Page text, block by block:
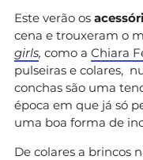
Este verão os
cena e trouxeram o
girls, como a Chiara
pulseiras e colares,
conchas são uma
época em que já só
uma boa forma de
De colares a brincos